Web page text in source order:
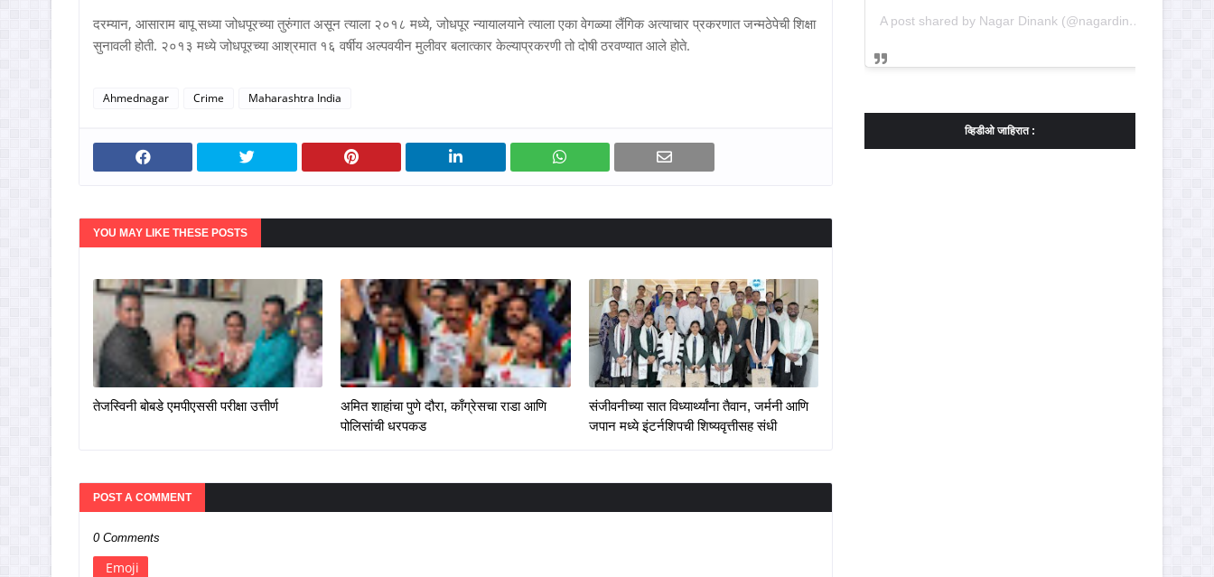
दरम्यान, आसाराम बापू सध्या जोधपूरच्या तुरुंगात असून त्याला २०१८ मध्ये, जोधपूर न्यायालयाने त्याला एका वेगळ्या लैंगिक अत्याचार प्रकरणात जन्मठेपेची शिक्षा
सुनावली होती. २०१३ मध्ये जोधपूरच्या आश्रमात १६ वर्षीय अल्पवयीन मुलीवर बलात्कार केल्याप्रकरणी तो दोषी ठरवण्यात आले होते.
Ahmednagar Crime Maharashtra India
YOU MAY LIKE THESE POSTS
तेजस्विनी बोबडे एमपीएससी परीक्षा उत्तीर्ण
अमित शाहांचा पुणे दौरा, काँग्रेसचा राडा आणि
पोलिसांची धरपकड
संजीवनीच्या सात विध्यार्थ्यांना तैवान, जर्मनी आणि
जपान मध्ये इंटर्नशिपची शिष्यवृत्तीसह संधी
POST A COMMENT
0 Comments
Emoji
A post shared by Nagar Dinank (@nagardinank)
व्हिडीओ जाहिरात :